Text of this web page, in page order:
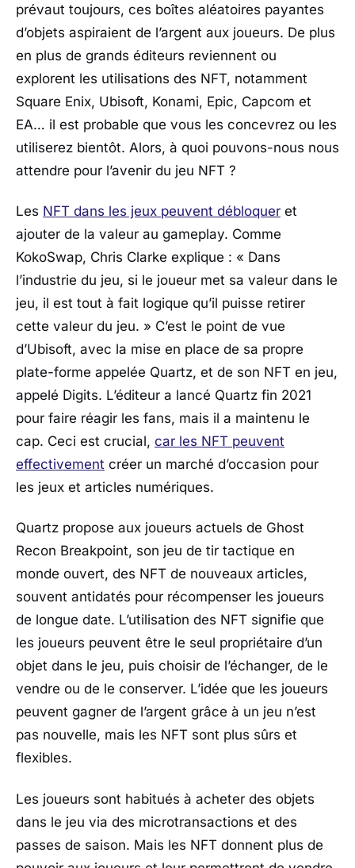
prévaut toujours, ces boîtes aléatoires payantes
d’objets aspiraient de l’argent aux joueurs. De plus
en plus de grands éditeurs reviennent ou
explorent les utilisations des NFT, notamment
Square Enix, Ubisoft, Konami, Epic, Capcom et
EA… il est probable que vous les concevrez ou les
utiliserez bientôt. Alors, à quoi pouvons-nous nous
attendre pour l’avenir du jeu NFT ?
Les NFT dans les jeux peuvent débloquer et
ajouter de la valeur au gameplay. Comme
KokoSwap, Chris Clarke explique : « Dans
l’industrie du jeu, si le joueur met sa valeur dans le
jeu, il est tout à fait logique qu’il puisse retirer
cette valeur du jeu. » C’est le point de vue
d’Ubisoft, avec la mise en place de sa propre
plate-forme appelée Quartz, et de son NFT en jeu,
appelé Digits. L’éditeur a lancé Quartz fin 2021
pour faire réagir les fans, mais il a maintenu le
cap. Ceci est crucial, car les NFT peuvent
effectivement créer un marché d’occasion pour
les jeux et articles numériques.
Quartz propose aux joueurs actuels de Ghost
Recon Breakpoint, son jeu de tir tactique en
monde ouvert, des NFT de nouveaux articles,
souvent antidatés pour récompenser les joueurs
de longue date. L’utilisation des NFT signifie que
les joueurs peuvent être le seul propriétaire d’un
objet dans le jeu, puis choisir de l’échanger, de le
vendre ou de le conserver. L’idée que les joueurs
peuvent gagner de l’argent grâce à un jeu n’est
pas nouvelle, mais les NFT sont plus sûrs et
flexibles.
Les joueurs sont habitués à acheter des objets
dans le jeu via des microtransactions et des
passes de saison. Mais les NFT donnent plus de